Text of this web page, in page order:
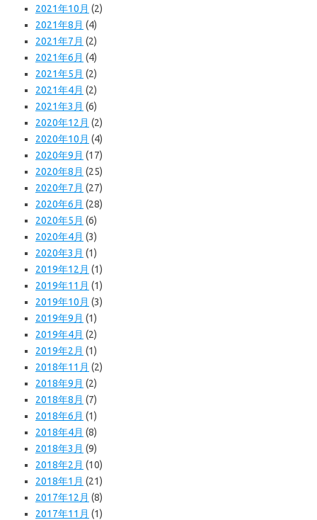
2021年10月 (2)
2021年8月 (4)
2021年7月 (2)
2021年6月 (4)
2021年5月 (2)
2021年4月 (2)
2021年3月 (6)
2020年12月 (2)
2020年10月 (4)
2020年9月 (17)
2020年8月 (25)
2020年7月 (27)
2020年6月 (28)
2020年5月 (6)
2020年4月 (3)
2020年3月 (1)
2019年12月 (1)
2019年11月 (1)
2019年10月 (3)
2019年9月 (1)
2019年4月 (2)
2019年2月 (1)
2018年11月 (2)
2018年9月 (2)
2018年8月 (7)
2018年6月 (1)
2018年4月 (8)
2018年3月 (9)
2018年2月 (10)
2018年1月 (21)
2017年12月 (8)
2017年11月 (1)